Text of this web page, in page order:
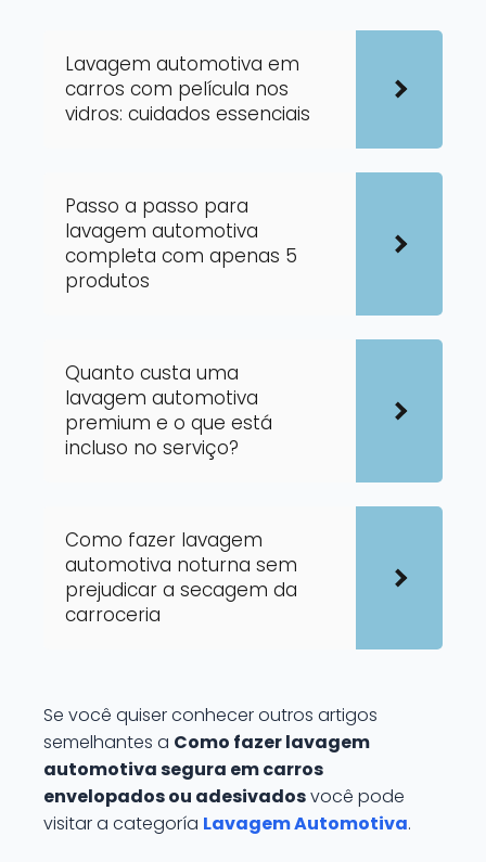
Lavagem automotiva em
carros com película nos
vidros: cuidados essenciais
Passo a passo para
lavagem automotiva
completa com apenas 5
produtos
Quanto custa uma
lavagem automotiva
premium e o que está
incluso no serviço?
Como fazer lavagem
automotiva noturna sem
prejudicar a secagem da
carroceria
Se você quiser conhecer outros artigos
semelhantes a Como fazer lavagem
automotiva segura em carros
envelopados ou adesivadosvocê pode
visitar a categoría Lavagem Automotiva.